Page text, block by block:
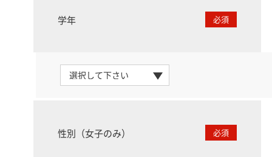
学年 必須
性別（女子のみ） 必須